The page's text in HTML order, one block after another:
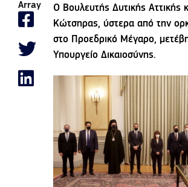
Array
Ο Βουλευτής Δυτικής Αττικής
Κώτσηρας, ύστερα από την
στο Προεδρικό Μέγαρο,
Υπουργείο Δικαιοσύνης.